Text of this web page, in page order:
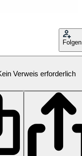
Folgen
Verweis erforderlich